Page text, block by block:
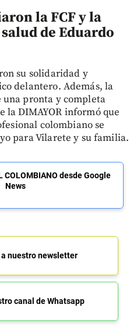
la FCF y la
de Eduardo
su solidaridad y
delantero. Además, la
una pronta y completa
la DIMAYOR informó que
colombiano se
para Vilarete y su familia.
COLOMBIANO desde Google
News
nuestro newsletter
canal de Whatsapp